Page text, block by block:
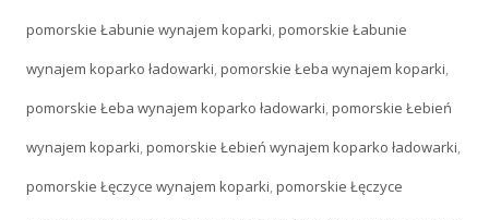
pomorskie Łabunie wynajem koparki,pomorskie Łabunie
wynajem koparko ładowarki,pomorskie Łeba wynajem koparki,
pomorskie Łeba wynajem koparko ładowarki,pomorskie Łebień
wynajem koparki,pomorskie Łebień wynajem koparko ładowarki,
pomorskie Łęczyce wynajem koparki,pomorskie Łęczyce